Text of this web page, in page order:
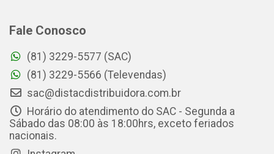
Fale Conosco
(81) 3229-5577 (SAC)
(81) 3229-5566 (Televendas)
sac@distacdistribuidora.com.br
Horário do atendimento do SAC - Segunda a
Sábado das 08:00 às 18:00hrs, exceto feriados
nacionais.